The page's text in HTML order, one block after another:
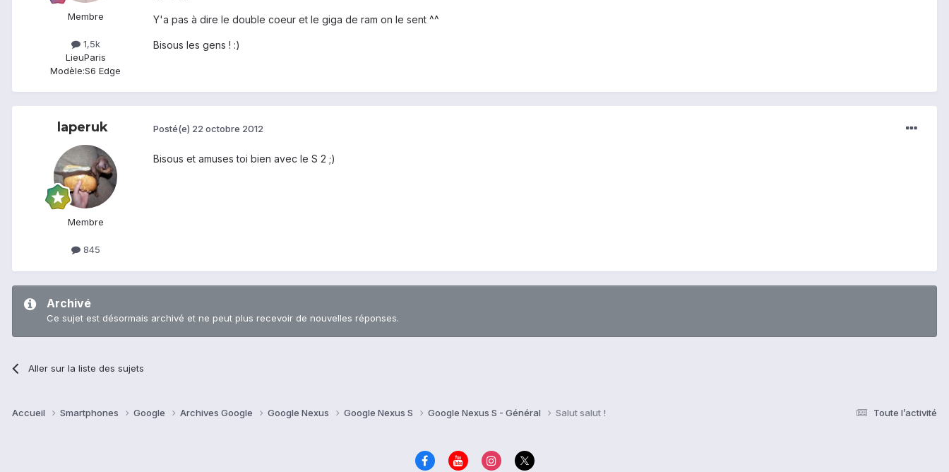
Membre
1,5k
LieuParis
Modèle:S6 Edge
Y'a pas à dire le double coeur et le giga de ram on le sent ^^
Bisous les gens ! :)
laperuk
Membre
845
Posté(e) 22 octobre 2012
Bisous et amuses toi bien avec le S 2 ;)
Archivé
Ce sujet est désormais archivé et ne peut plus recevoir de nouvelles réponses.
Aller sur la liste des sujets
Toute l’activité
Accueil Smartphones Google Archives Google Google Nexus Google Nexus S Google Nexus S - Général Salut salut !